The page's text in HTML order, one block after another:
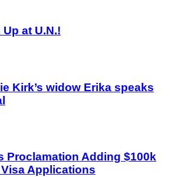
at U.N.!
Kirk’s widow Erika speaks
Proclamation Adding $100k
Visa Applications